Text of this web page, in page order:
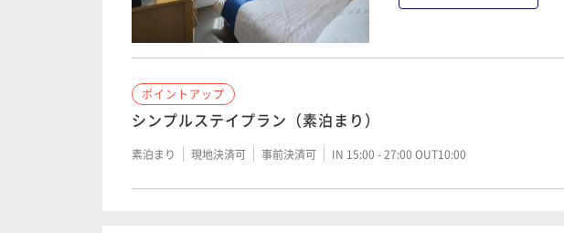
ポイントアップ
シンプルステイプラン（素泊まり）
素泊まり 現地決済可 事前決済可 IN 15:00 - 27:00 OUT10:00